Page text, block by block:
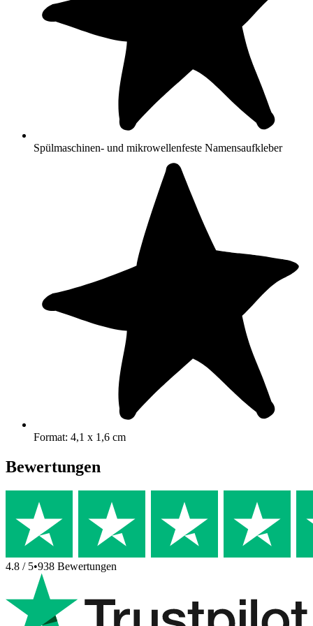
Spülmaschinen- und mikrowellenfeste Namensaufkleber
Format: 4,1 x 1,6 cm
Bewertungen
4.8 / 5•938 Bewertungen